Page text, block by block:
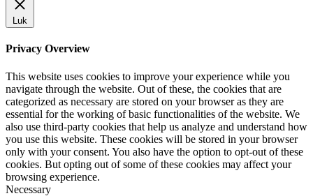
Luk
Privacy Overview
This website uses cookies to improve your experience while you
navigate through the website. Out of these, the cookies that are
categorized as necessary are stored on your browser as they are
essential for the working of basic functionalities of the website. We
also use third-party cookies that help us analyze and understand how
you use this website. These cookies will be stored in your browser
only with your consent. You also have the option to opt-out of these
cookies. But opting out of some of these cookies may affect your
browsing experience.
Necessary